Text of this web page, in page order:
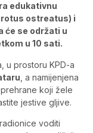
edukativnu
ostreatus) i
će se održati u
u 10 sati.
u prostoru KPD-a
, a namijenjena
koji žele
jestive gljive.
voditi